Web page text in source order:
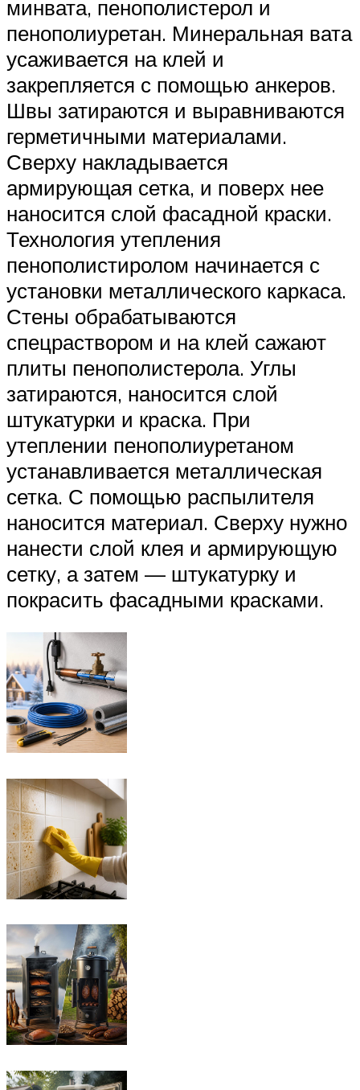
минвата, пенополистерол и
пенополиуретан. Минеральная вата
усаживается на клей и
закрепляется с помощью анкеров.
Швы затираются и выравниваются
герметичными материалами.
Сверху накладывается
армирующая сетка, и поверх нее
наносится слой фасадной краски.
Технология утепления
пенополистиролом начинается с
установки металлического каркаса.
Стены обрабатываются
спецраствором и на клей сажают
плиты пенополистерола. Углы
затираются, наносится слой
штукатурки и краска. При
утеплении пенополиуретаном
устанавливается металлическая
сетка. С помощью распылителя
наносится материал. Сверху нужно
нанести слой клея и армирующую
сетку, а затем — штукатурку и
покрасить фасадными красками.